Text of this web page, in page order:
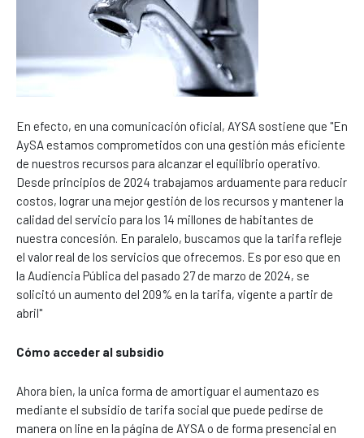
En efecto, en una comunicación oficial, AYSA sostiene que "En
AySA estamos comprometidos con una gestión más eficiente
de nuestros recursos para alcanzar el equilibrio operativo.
Desde principios de 2024 trabajamos arduamente para reducir
costos, lograr una mejor gestión de los recursos y mantener la
calidad del servicio para los 14 millones de habitantes de
nuestra concesión. En paralelo, buscamos que la tarifa refleje
el valor real de los servicios que ofrecemos. Es por eso que en
la Audiencia Pública del pasado 27 de marzo de 2024, se
solicitó un aumento del 209% en la tarifa, vigente a partir de
abril"
Cómo acceder al subsidio
Ahora bien, la unica forma de amortiguar el aumentazo es
mediante el subsidio de tarifa social que puede pedirse de
manera on line en la página de AYSA o de forma presencial en